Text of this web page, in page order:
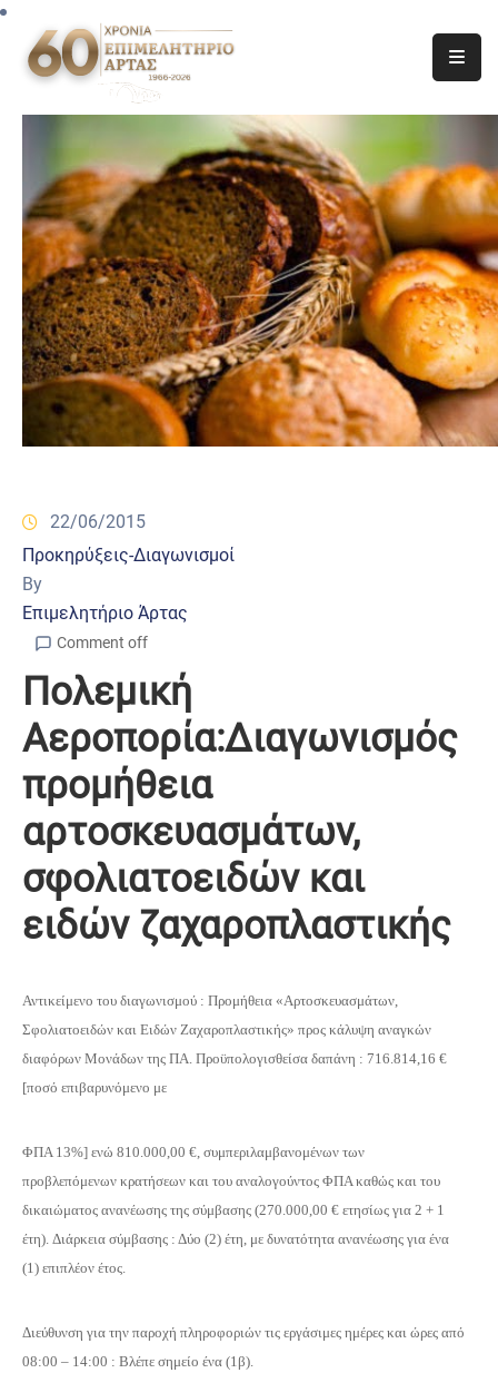
22/06/2015
Προκηρύξεις-Διαγωνισμοί
By
Επιμελητήριο Άρτας
Comment off
Πολεμική
Αεροπορία:Διαγωνισμός
προμήθεια
αρτοσκευασμάτων,
σφολιατοειδών και
ειδών ζαχαροπλαστικής
Αντικείμενο του διαγωνισμού : Προμήθεια «Αρτοσκευασμάτων,
Σφολιατοειδών και Ειδών Ζαχαροπλαστικής» προς κάλυψη αναγκών
διαφόρων Μονάδων της ΠΑ. Προϋπολογισθείσα δαπάνη : 716.814,16 €
[ποσό επιβαρυνόμενο με
ΦΠΑ 13%] ενώ 810.000,00 €, συμπεριλαμβανομένων των
προβλεπόμενων κρατήσεων και του αναλογούντος ΦΠΑ καθώς και του
δικαιώματος ανανέωσης της σύμβασης (270.000,00 € ετησίως για 2 + 1
έτη). Διάρκεια σύμβασης : Δύο (2) έτη, με δυνατότητα ανανέωσης για ένα
(1) επιπλέον έτος.
Διεύθυνση για την παροχή πληροφοριών τις εργάσιμες ημέρες και ώρες από
08:00 – 14:00 : Βλέπε σημείο ένα (1β).